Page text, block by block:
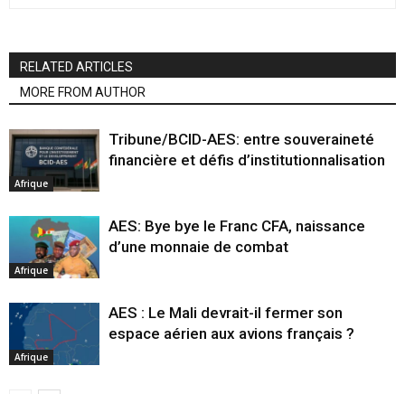
RELATED ARTICLES
MORE FROM AUTHOR
Afrique
Tribune/BCID-AES: entre souveraineté
financière et défis d’institutionnalisation
Afrique
AES: Bye bye le Franc CFA, naissance
d’une monnaie de combat
Afrique
AES : Le Mali devrait-il fermer son
espace aérien aux avions français ?